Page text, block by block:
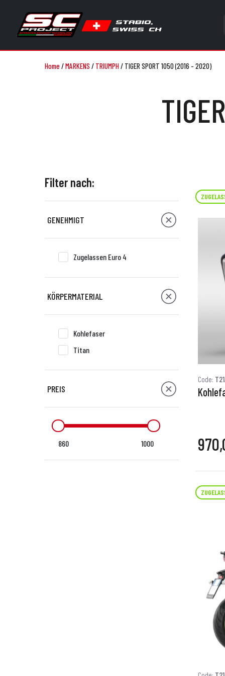
Home/MARKENS / TRIUMPH/ TIGER SPORT 1050 (2016 - 2020)
Filter nach:
GENEHMIGT
Zugelassen Euro 4
KÖRPERMATERIAL
Kohlefaser
Titan
PREIS
860 1000
Code: